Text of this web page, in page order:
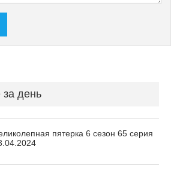
день
пятерка 6 сезон 65 серия